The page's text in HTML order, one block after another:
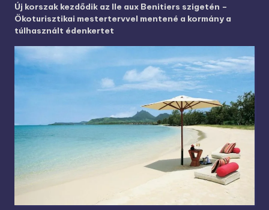
Új korszak kezdődik az Ile aux Benitiers szigetén –
Ökoturisztikai mestertervvel mentené a kormány a
túlhasznált édenkertet